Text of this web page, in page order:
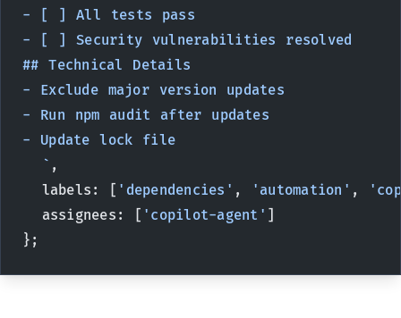
- [ ] All tests pass
- [ ] Security vulnerabilities resolved
## Technical Details
- Exclude major version updates
- Run npm audit after updates
- Update lock file
  `
,
  labels: [
'dependencies' , 'automation' ,
  assignees: [
'copilot-agent' ]
};